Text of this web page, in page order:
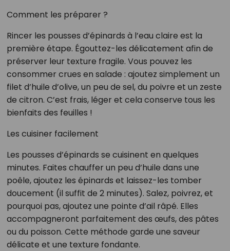
Comment les préparer ?
Rincer les pousses d’épinards à l’eau claire est la
première étape. Égouttez-les délicatement afin de
préserver leur texture fragile. Vous pouvez les
consommer crues en salade : ajoutez simplement un
filet d’huile d’olive, un peu de sel, du poivre et un zeste
de citron. C’est frais, léger et cela conserve tous les
bienfaits des feuilles !
Les cuisiner facilement
Les pousses d’épinards se cuisinent en quelques
minutes. Faites chauffer un peu d’huile dans une
poêle, ajoutez les épinards et laissez-les tomber
doucement (il suffit de 2 minutes). Salez, poivrez, et
pourquoi pas, ajoutez une pointe d’ail râpé. Elles
accompagneront parfaitement des œufs, des pâtes
ou du poisson. Cette méthode garde une saveur
délicate et une texture fondante.